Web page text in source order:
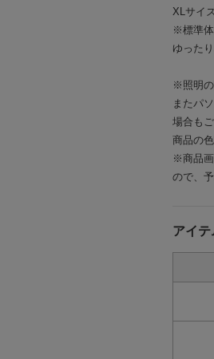
XLサイ
※標準体
ゆった
※照明の
またパ
場合も
商品の
※商品画
ので、
アイ